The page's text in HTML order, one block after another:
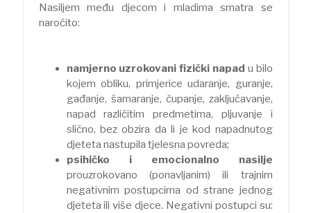
Nasiljem među djecom i mladima smatra se
naročito:
namjerno uzrokovani fizički napad u bilo
kojem obliku, primjerice udaranje, guranje,
gađanje, šamaranje, čupanje, zaključavanje,
napad različitim predmetima, pljuvanje i
slično, bez obzira da li je kod napadnutog
djeteta nastupila tjelesna povreda;
psihičko i emocionalno nasilje
prouzrokovano (ponavljanim) ili trajnim
negativnim postupcima od strane jednog
djeteta ili više djece. Negativni postupci su: